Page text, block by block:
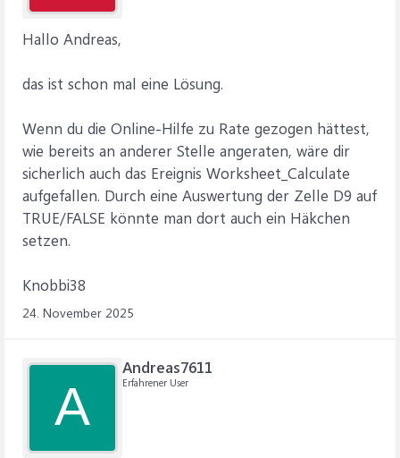
Hallo Andreas,
das ist schon mal eine Lösung.
Wenn du die Online-Hilfe zu Rate gezogen hättest,
wie bereits an anderer Stelle angeraten, wäre dir
sicherlich auch das Ereignis Worksheet_Calculate
aufgefallen. Durch eine Auswertung der Zelle D9 auf
TRUE/FALSE könnte man dort auch ein Häkchen
setzen.
Knobbi38
24. November 2025
A
Andreas7611
Erfahrener User